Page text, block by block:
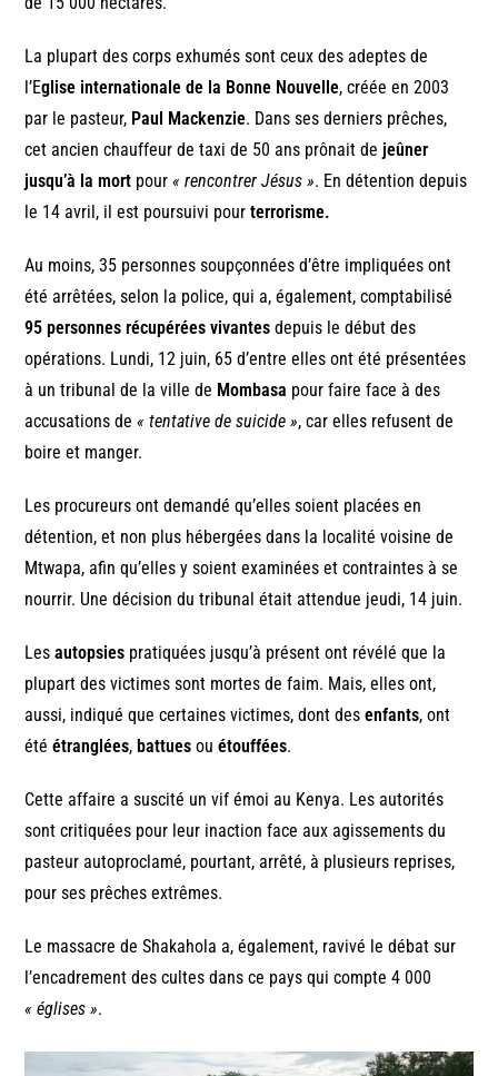
La plupart des corps exhumés sont ceux des adeptes de
l’Eglise internationale de la Bonne Nouvelle, créée en 2003
par le pasteur, Paul Mackenzie. Dans ses derniers prêches,
cet ancien chauffeur de taxi de 50 ans prônait de jeûner
jusqu’à la mort pour« rencontrer Jésus ». En détention depuis
le 14 avril, il est poursuivi pourterrorisme.
Au moins, 35 personnes soupçonnées d’être impliquées ont
été arrêtées, selon la police, qui a, également, comptabilisé
95 personnes récupérées vivantes depuis le début des
opérations. Lundi, 12 juin, 65 d’entre elles ont été présentées
à un tribunal de la ville de Mombasa pour faire face à des
accusations de« tentative de suicide », car elles refusent de
boire et manger.
Les procureurs ont demandé qu’elles soient placées en
détention, et non plus hébergées dans la localité voisine de
Mtwapa, afin qu’elles y soient examinées et contraintes à se
nourrir. Une décision du tribunal était attendue jeudi, 14 juin.
Lesautopsies pratiquées jusqu’à présent ont révélé que la
plupart des victimes sont mortes de faim. Mais, elles ont,
aussi, indiqué que certaines victimes, dont desenfants, ont
étéétranglées, battues ouétouffées.
Cette affaire a suscité un vif émoi au Kenya. Les autorités
sont critiquées pour leur inaction face aux agissements du
pasteur autoproclamé, pourtant, arrêté, à plusieurs reprises,
pour ses prêches extrêmes.
Le massacre de Shakahola a, également, ravivé le débat sur
l’encadrement des cultes dans ce pays qui compte 4 000
« églises ».